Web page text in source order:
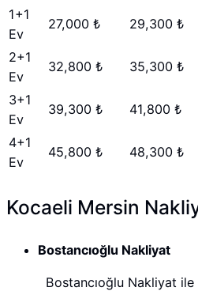
1+1
Ev
27,000 ₺ 29,300 ₺
2+1
Ev
32,800 ₺ 35,300 ₺
3+1
Ev
39,300 ₺ 41,800 ₺
4+1
Ev
45,800 ₺ 48,300 ₺
Kocaeli Mersin
Bostancıoğlu Nakliyat
Bostancıoğlu Nakliyat